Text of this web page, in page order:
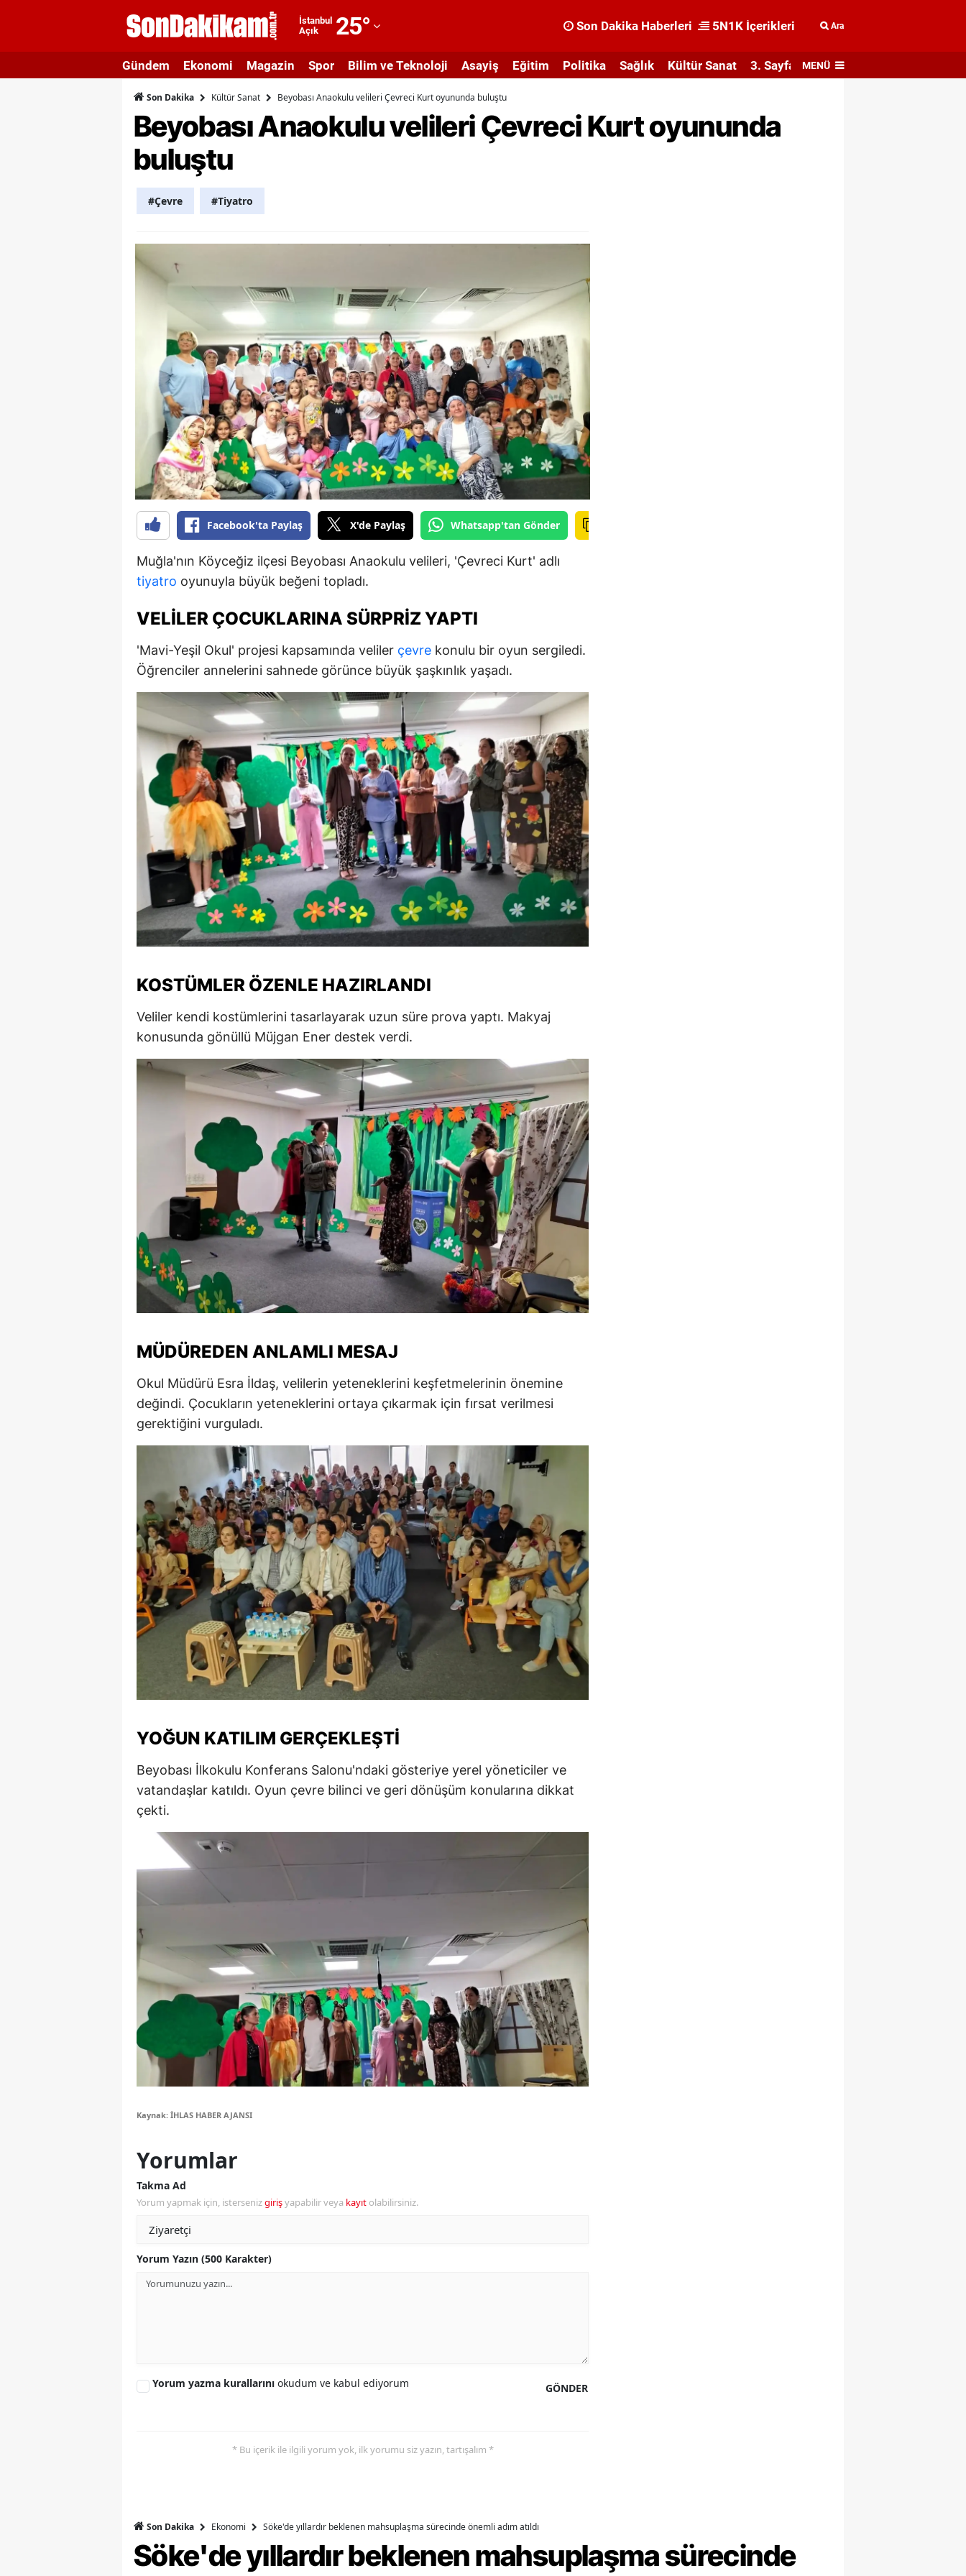
İstanbul
Açık
25°
Adıyaman
Afyonkarahisar
Ağrı
Balıkesir
Bilecik
Bingöl
Bitlis
Bolu
Burdur
Bursa
Çanakkale
Çankırı
Çorum
Edirne
Elazığ
Erzincan
Erzurum
Eskişehir
Gaziantep
Giresun
Gümüşhane
Hakkari
Hatay
Mersin
İstanbul
İzmir
Kars
Kastamonu
Kayseri
Kırklareli
Kırşehir
Kocaeli
Konya
Malatya
Mardin
Muş
Nevşehir
Niğde
Ordu
Rize
Sakarya
Samsun
Siirt
Tekirdağ
Tokat
Uşak
Yozgat
Zonguldak
Aksaray
Bayburt
Karaman
Son Dakika Haberleri 5N1K İçerikleri Ara
Gündem Ekonomi Magazin Spor Bilim ve Teknoloji Asayiş Eğitim Politika Sağlık Kültür Sanat 3. Sayfa MENÜ
Son Dakika Kültür Sanat Beyobası Anaokulu velileri Çevreci Kurt oyununda buluştu
Beyobası Anaokulu velileri Çevreci Kurt oyununda
buluştu
#Çevre #Tiyatro
Facebook'ta Paylaş X'de Paylaş Whatsapp'tan Gönder
Muğla'nın Köyceğiz ilçesi Beyobası Anaokulu velileri, 'Çevreci Kurt' adlı
tiyatro oyunuyla büyük beğeni topladı.
VELILER ÇOCUKLARINA SÜRPRIZ YAPTI
'Mavi-Yeşil Okul' projesi kapsamında veliler çevre konulu bir oyun sergiledi.
Öğrenciler annelerini sahnede görünce büyük şaşkınlık yaşadı.
KOSTÜMLER ÖZENLE HAZIRLANDI
Veliler kendi kostümlerini tasarlayarak uzun süre prova yaptı. Makyaj
konusunda gönüllü Müjgan Ener destek verdi.
MÜDÜREDEN ANLAMLI MESAJ
Okul Müdürü Esra İldaş, velilerin yeteneklerini keşfetmelerinin önemine
değindi. Çocukların yeteneklerini ortaya çıkarmak için fırsat verilmesi
gerektiğini vurguladı.
YOĞUN KATILIM GERÇEKLEŞTI
Beyobası İlkokulu Konferans Salonu'ndaki gösteriye yerel yöneticiler ve
vatandaşlar katıldı. Oyun çevre bilinci ve geri dönüşüm konularına dikkat
çekti.
Kaynak: İHLAS HABER AJANSI
Yorumlar
Takma Ad
Yorum yapmak için, istersenizgirişyapabilir veya kayıt olabilirsiniz.
Yorum Yazın (500 Karakter)
GÖNDER
Yorum yazma kurallarını okudum ve kabul ediyorum
* Bu içerik ile ilgili yorum yok, ilk yorumu siz yazın, tartışalım *
Son Dakika Ekonomi Söke'de yıllardır beklenen mahsuplaşma sürecinde önemli adım atıldı
Söke'de yıllardır beklenen mahsuplaşma sürecinde